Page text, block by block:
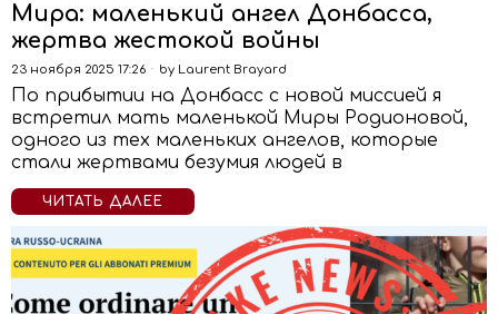
Мира: маленький ангел Донбасса,
жертва жестокой войны
23 ноября 2025 17:26 by Laurent Brayard
По прибытии на Донбасс с новой миссией я
встретил мать маленькой Миры Родионовой,
одного из тех маленьких ангелов, которые
стали жертвами безумия людей в
ЧИТАТЬ ДАЛЕЕ